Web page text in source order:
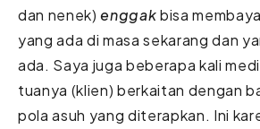
dan nenek)enggakbisa
yang ada di masa sekarang dan
ada. Saya juga beberapa kali
tuanya (klien) berkaitan dengan
pola asuh yang diterapkan. Ini